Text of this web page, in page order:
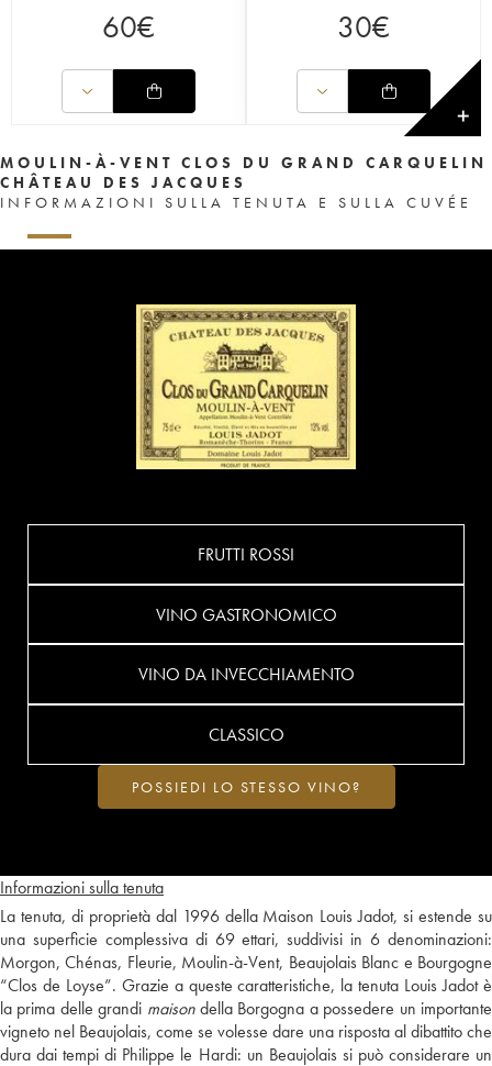
60€ 30€
✕
MOULIN-À-VENT CLOS DU GRAND CARQUELIN
CHÂTEAU DES JACQUES
INFORMAZIONI SULLA TENUTA E SULLA CUVÉE
Informazioni sulla tenuta
La tenuta, di proprietà dal 1996 della Maison Louis Jadot, si estende su
una superficie complessiva di 69 ettari, suddivisi in 6 denominazioni:
Morgon, Chénas, Fleurie, Moulin-à-Vent, Beaujolais Blanc e Bourgogne
“Clos de Loyse”. Grazie a queste caratteristiche, la tenuta Louis Jadot è
la prima delle grandi maisondella Borgogna a possedere un importante
vigneto nel Beaujolais, come se volesse dare una risposta al dibattito che
dura dai tempi di Philippe le Hardi: un Beaujolais si può considerare un
FRUTTI ROSSI
VINO GASTRONOMICO
VINO DA INVECCHIAMENTO
CLASSICO
POSSIEDI LO STESSO VINO?